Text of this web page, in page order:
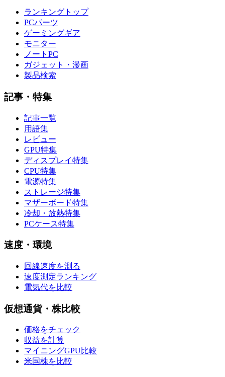
ランキングトップ
PCパーツ
ゲーミングギア
モニター
ノートPC
ガジェット・漫画
製品検索
記事・特集
記事一覧
用語集
レビュー
GPU特集
ディスプレイ特集
CPU特集
電源特集
ストレージ特集
マザーボード特集
冷却・放熱特集
PCケース特集
速度・環境
回線速度を測る
速度測定ランキング
電気代を比較
仮想通貨・株比較
価格をチェック
収益を計算
マイニングGPU比較
米国株を比較